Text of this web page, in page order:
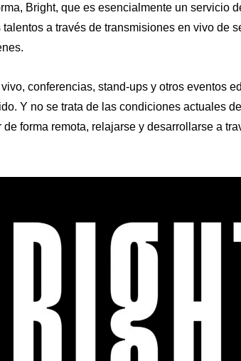
Bright, que es esencialmente un servicio
a través de transmisiones en vivo de
conferencias, stand-ups y otros eventos
Y no se trata de las condiciones actuales
forma remota, relajarse y desarrollarse a